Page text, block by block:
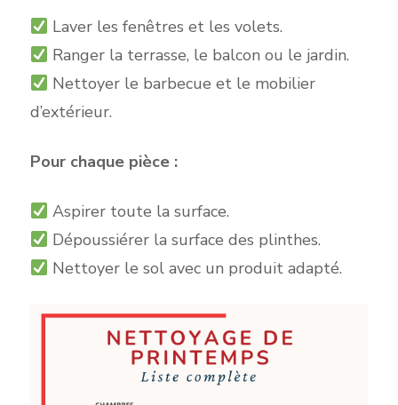
Laver les fenêtres et les volets.
Ranger la terrasse, le balcon ou le jardin.
Nettoyer le barbecue et le mobilier
d’extérieur.
Pour chaque pièce :
Aspirer toute la surface.
Dépoussiérer la surface des plinthes.
Nettoyer le sol avec un produit adapté.